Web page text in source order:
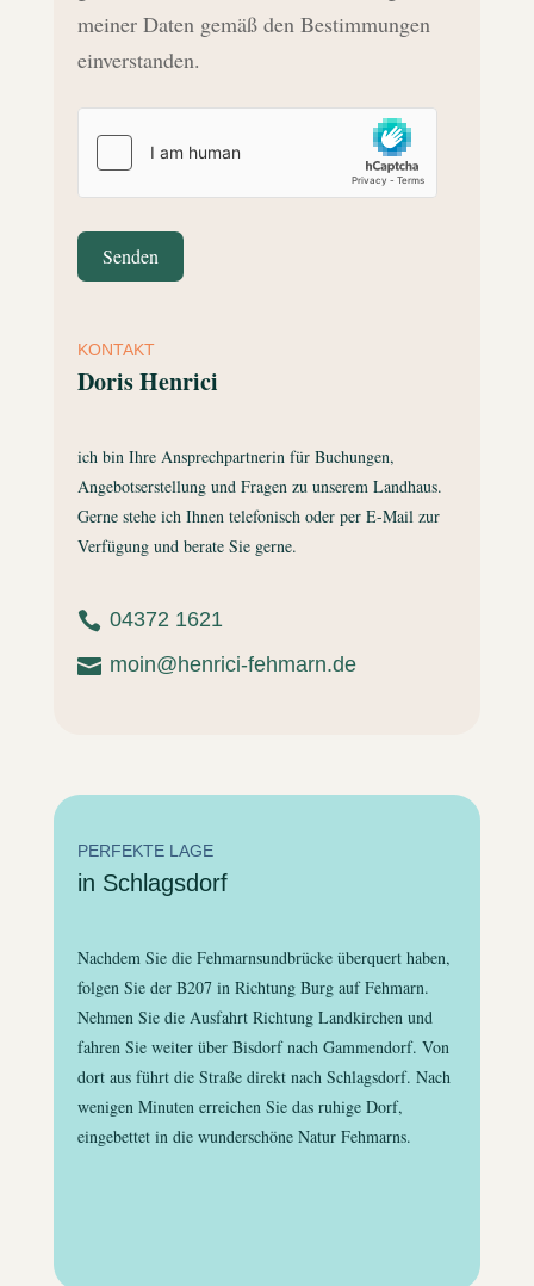
meiner Daten gemäß den Bestimmungen
einverstanden.
Senden
KONTAKT
Doris Henrici
ich bin Ihre Ansprechpartnerin für Buchungen,
Angebotserstellung und Fragen zu unserem Landhaus.
Gerne stehe ich Ihnen telefonisch oder per E-Mail zur
Verfügung und berate Sie gerne.
 04372 1621
 moin@henrici-fehmarn.de
PERFEKTE LAGE
in Schlagsdorf
Nachdem Sie die Fehmarnsundbrücke überquert haben,
folgen Sie der B207 in Richtung Burg auf Fehmarn.
Nehmen Sie die Ausfahrt Richtung Landkirchen und
fahren Sie weiter über Bisdorf nach Gammendorf. Von
dort aus führt die Straße direkt nach Schlagsdorf. Nach
wenigen Minuten erreichen Sie das ruhige Dorf,
eingebettet in die wunderschöne Natur Fehmarns.